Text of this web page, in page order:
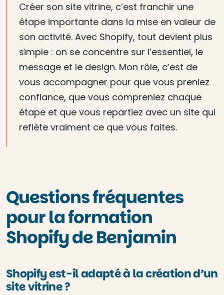
Créer son site vitrine, c’est franchir une
étape importante dans la mise en valeur de
son activité. Avec Shopify, tout devient plus
simple : on se concentre sur l’essentiel, le
message et le design. Mon rôle, c’est de
vous accompagner pour que vous preniez
confiance, que vous compreniez chaque
étape et que vous repartiez avec un site qui
reflète vraiment ce que vous faites.
Questions fréquentes
pour la formation
Shopify de Benjamin
Shopify est-il adapté à la création d’un
site vitrine ?